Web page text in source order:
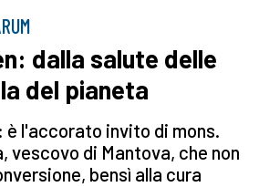
dalla salute delle
del pianeta
l'accorato invito di mons.
vescovo di Mantova, che non
bensì alla cura